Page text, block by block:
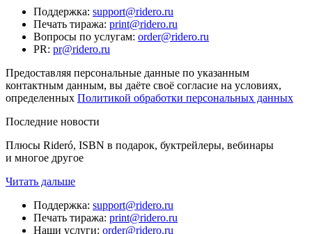
Поддержка: support@ridero.ru
Печать тиража: print@ridero.ru
Вопросы по услугам: order@ridero.ru
PR: pr@ridero.ru
Предоставляя персональные данные по указанным
контактным данным, вы даёте своё согласие на условиях,
определенных Политикой обработки персональных данных
Последние новости
Плюсы Rideró, ISBN в подарок, буктрейлеры, вебинары
и многое другое
Читать дальше
Поддержка: support@ridero.ru
Печать тиража: print@ridero.ru
Наши услуги: order@ridero.ru